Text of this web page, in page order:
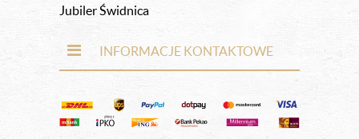
Jubiler Świdnica
INFORMACJE KONTAKTOWE